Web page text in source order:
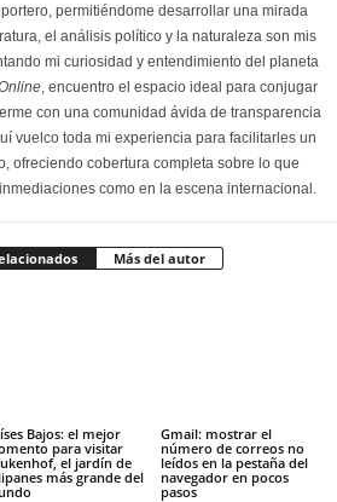
permitiéndome desarrollar una mirada
el análisis político y la naturaleza son mis
mi curiosidad y entendimiento del planeta
, encuentro el espacio ideal para conjugar
con una comunidad ávida de transparencia
vuelco toda mi experiencia para facilitarles un
ofreciendo cobertura completa sobre lo que
como en la escena internacional.
Más del autor
Bajos: el mejor
para visitar
el jardín de
más grande del
Gmail: mostrar el
número de correos no
leídos en la pestaña del
navegador en pocos
pasos